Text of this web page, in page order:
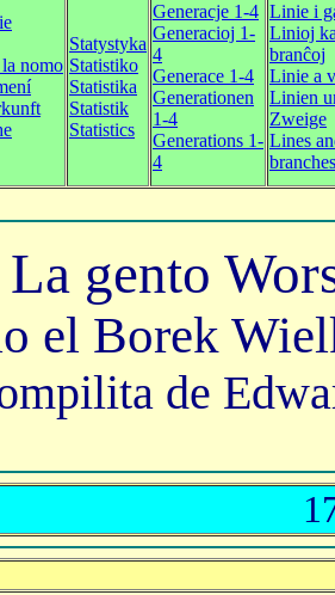
nomo
Statystyka
Statistiko
Statistika
Statistik
Statistics
Generacje 1-4
Generacioj 1-
4
Generace 1-4
Generationen
1-4
Generations 1-
4
Linie i
Linioj
branĉoj
Linie a
Linien
Zweige
Lines
branches
La gento
el Borek
de